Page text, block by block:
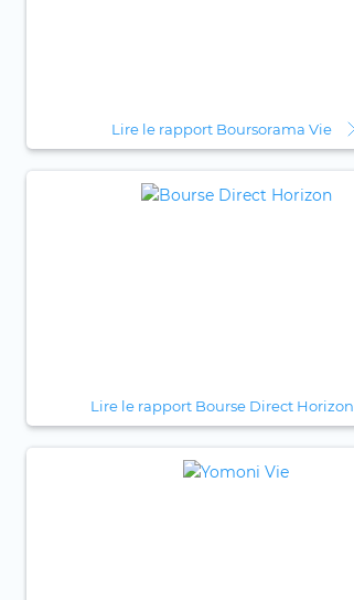
Lire le rapport Boursorama Vie
Lire le rapport Bourse Direct Horizon